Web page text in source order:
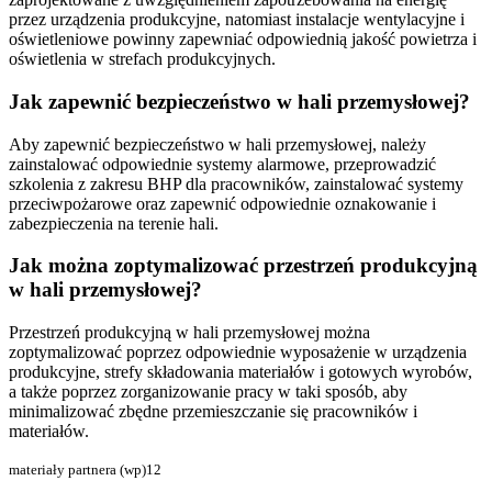
przez urządzenia produkcyjne, natomiast instalacje wentylacyjne i
oświetleniowe powinny zapewniać odpowiednią jakość powietrza i
oświetlenia w strefach produkcyjnych.
Jak zapewnić bezpieczeństwo w hali przemysłowej?
Aby zapewnić bezpieczeństwo w hali przemysłowej, należy
zainstalować odpowiednie systemy alarmowe, przeprowadzić
szkolenia z zakresu BHP dla pracowników, zainstalować systemy
przeciwpożarowe oraz zapewnić odpowiednie oznakowanie i
zabezpieczenia na terenie hali.
Jak można zoptymalizować przestrzeń produkcyjną
w hali przemysłowej?
Przestrzeń produkcyjną w hali przemysłowej można
zoptymalizować poprzez odpowiednie wyposażenie w urządzenia
produkcyjne, strefy składowania materiałów i gotowych wyrobów,
a także poprzez zorganizowanie pracy w taki sposób, aby
minimalizować zbędne przemieszczanie się pracowników i
materiałów.
materiały partnera (wp)12